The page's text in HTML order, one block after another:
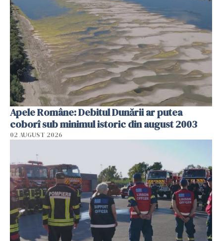
Apele Române: Debitul Dunării ar putea
coborî sub minimul istoric din august 2003
02 AUGUST 2026